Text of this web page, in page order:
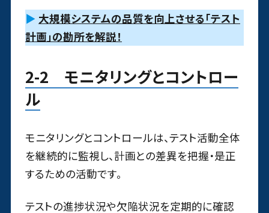
▶ 大規模システムの品質を向上させる「テスト
計画」の勘所を解説！
2-2 モニタリングとコントロー
ル
モニタリングとコントロールは、テスト活動全体
を継続的に監視し、計画との差異を把握・是正
するための活動です。
テストの進捗状況や欠陥状況を定期的に確認